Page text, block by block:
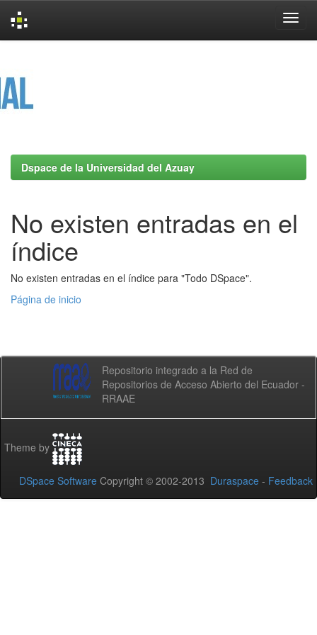
Dspace de la Universidad del Azuay
No existen entradas en el
índice
No existen entradas en el índice para "Todo DSpace".
Página de inicio
Repositorio integrado a la Red de
Repositorios de Acceso Abierto del Ecuador -
RRAAE
Theme by
DSpace Software Copyright © 2002-2013 Duraspace - Feedback